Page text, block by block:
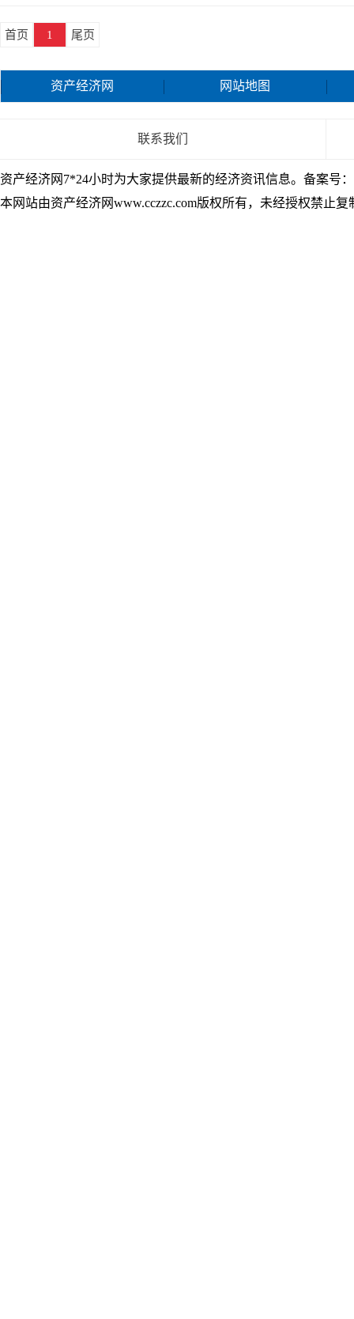
首页 1 尾页
资产经济网 网站地图
联系我们
资产经济网7*24小时为大家提供最新的经济资讯信息。备案号：
本网站由资产经济网www.cczzc.com版权所有，未经授权禁止复